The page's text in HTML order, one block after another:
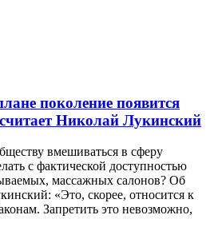
поколение появится
считает Николай Лукинский
вмешиваться в сферу
с фактической доступностью
массажных салонов? Об
«Это, скорее, относится к
Запретить это невозможно,